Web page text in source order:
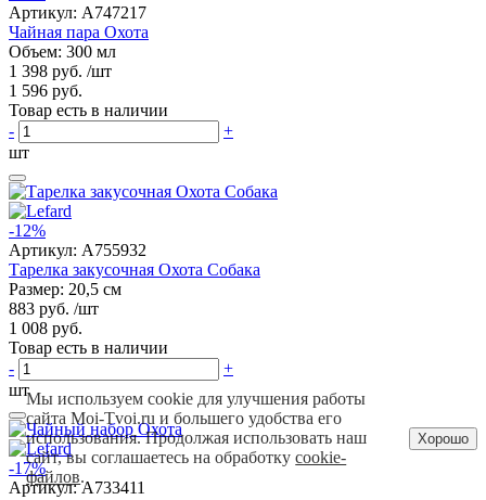
Артикул: A747217
Чайная пара Охота
Объем: 300 мл
1 398 руб. /шт
1 596 руб.
Товар есть в наличии
-
+
шт
-12%
Артикул: A755932
Тарелка закусочная Охота Собака
Размер: 20,5 см
883 руб. /шт
1 008 руб.
Товар есть в наличии
-
+
шт
-17%
Артикул:A733411
Мы используем cookie для улучшения работы
сайта Moi-Tvoi.ru и большего удобства его
использования. Продолжая использовать наш
сайт, вы соглашаетесь на обработкуcookie-
файлов.
Хорошо